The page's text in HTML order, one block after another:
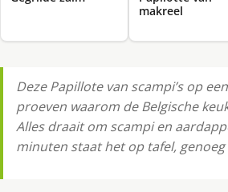
makreel
Deze Papillote van scampi’s op
proeven waarom de Belgische
Alles draait om scampi en
minuten staat het op tafel,